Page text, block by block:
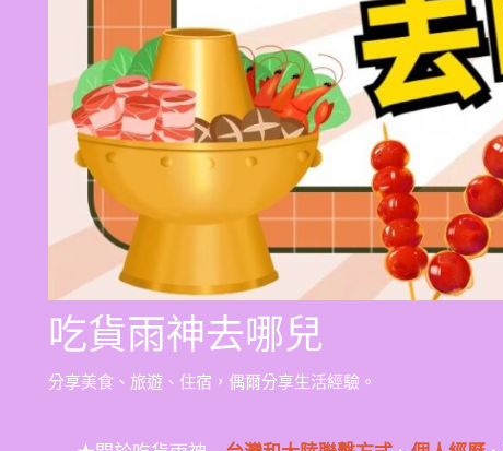
吃貨雨神去哪兒
分享美食、旅遊、住宿，偶爾分享生活經驗。